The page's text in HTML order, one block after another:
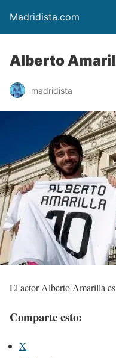
Madridista.com
Alberto
madridista
El actor Alberto Amarilla
Comparte esto:
X